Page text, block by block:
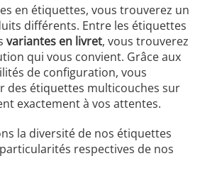
en étiquettes, vous trouverez un
différents. Entre les étiquettes
variantes en livret, vous trouverez
qui vous convient. Grâce aux
de configuration, vous
des étiquettes multicouches sur
exactement à vos attentes.
la diversité de nos étiquettes
respectives de nos